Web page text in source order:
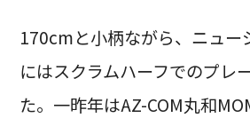
170cmと小柄ながら、ニュー
にはスクラムハーフでのプレ
た。一昨年はAZ-COM丸和